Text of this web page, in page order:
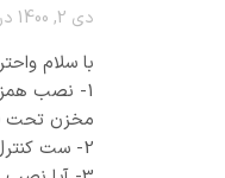
دی 2, 1400 در 11:25 ق.ظ
با سلام
1- نصب
مخزن تحت
2- ست کنترل و مخزن فشار با هم ممکن هست.